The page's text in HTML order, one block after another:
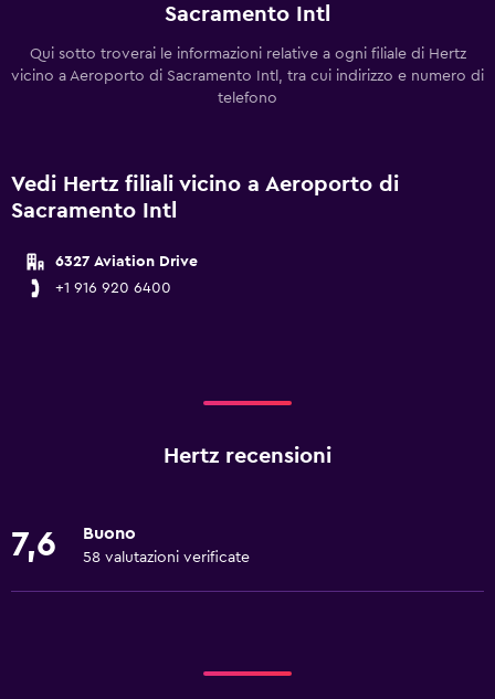
Sacramento Intl
Qui sotto troverai le informazioni relative a ogni filiale di Hertz
vicino a Aeroporto di Sacramento Intl, tra cui indirizzo e numero di
telefono
Vedi Hertz filiali vicino a Aeroporto di
Sacramento Intl
6327 Aviation Drive
+1 916 920 6400
Hertz recensioni
7,6 Buono
58 valutazioni verificate